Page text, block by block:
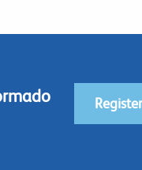
Register